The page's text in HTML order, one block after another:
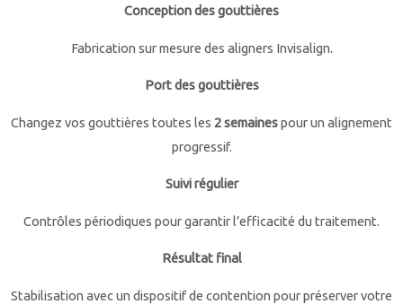
Conception des gouttières
Fabrication sur mesure des aligners Invisalign.
Port des gouttières
Changez vos gouttières toutes les 2 semainespour un alignement
progressif.
Suivi régulier
Contrôles périodiques pour garantir l’efficacité du traitement.
Résultat final
Stabilisation avec un dispositif de contention pour préserver votre